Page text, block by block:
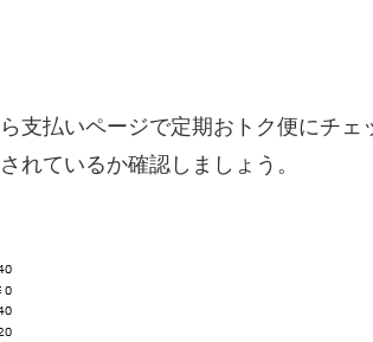
支払いページで定期おトク便にチ
れているか確認しましょう。